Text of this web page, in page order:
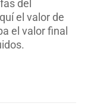
del
el valor de
el valor final